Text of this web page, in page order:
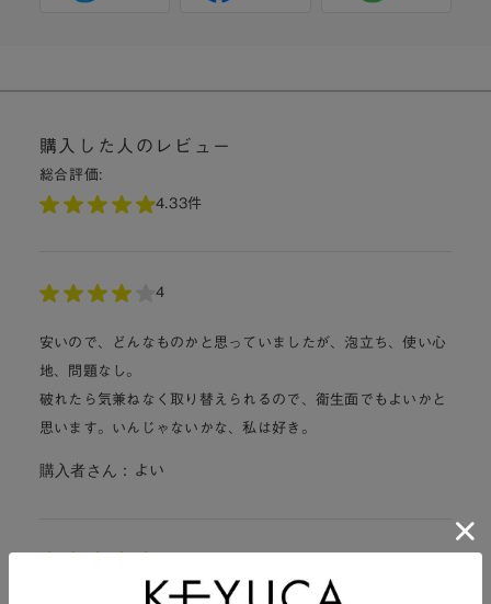
購入した人のレビュー
総合評価:
4.33件
4
安いので、どんなものかと思っていましたが、泡立ち、使い心
地、問題なし。
破れたら気兼ねなく取り替えられるので、衛生面でもよいかと
思います。いんじゃないかな、私は好き。
購入者さん： よい